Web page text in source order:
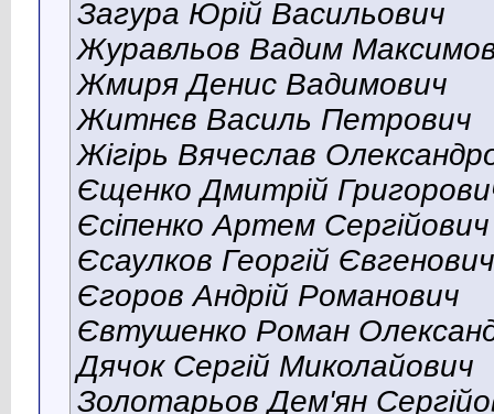
Загура Юрій Васильович
Журавльов Вадим
Жмиря Денис Вадимович
Житнєв Василь Петрович
Жігірь Вячеслав
Єщенко Дмитрій
Єсіпенко Артем Сергійович
Єсаулков Георгій Євгенович
Єгоров Андрій Романович
Євтушенко Роман
Дячок Сергій Миколайович
Золотарьов Дем'ян